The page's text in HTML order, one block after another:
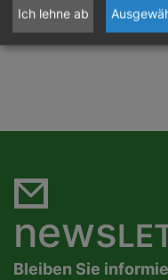
news
Bleiben Sie
Ich lehne ab